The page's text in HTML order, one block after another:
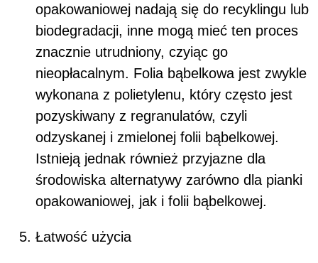
opakowaniowej nadają się do recyklingu lub
biodegradacji, inne mogą mieć ten proces
znacznie utrudniony, czyiąc go
nieopłacalnym. Folia bąbelkowa jest zwykle
wykonana z polietylenu, który często jest
pozyskiwany z regranulatów, czyli
odzyskanej i zmielonej folii bąbelkowej.
Istnieją jednak również przyjazne dla
środowiska alternatywy zarówno dla pianki
opakowaniowej, jak i folii bąbelkowej.
Łatwość użycia